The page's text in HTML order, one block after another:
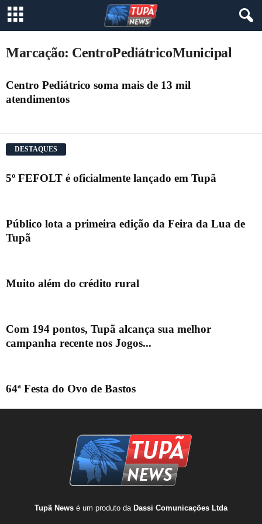
Marcação: CentroPediátricoMunicipal
Centro Pediátrico soma mais de 13 mil
atendimentos
DESTAQUES
5º FEFOLT é oficialmente lançado em Tupã
Público lota a primeira edição da Feira da Lua de
Tupã
Muito além do crédito rural
Com 194 pontos, Tupã alcança sua melhor
campanha recente nos Jogos...
64ª Festa do Ovo de Bastos
Tupã News é um produto da Dassi Comunicações Ltda